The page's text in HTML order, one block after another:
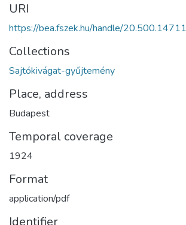
URI
https://bea.fszek.hu/handle/
Collections
Sajtókivágat-gyűjtemény
Place, address
Budapest
Temporal coverage
1924
Format
application/pdf